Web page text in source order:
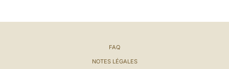
FAQ
NOTES LÉGALES